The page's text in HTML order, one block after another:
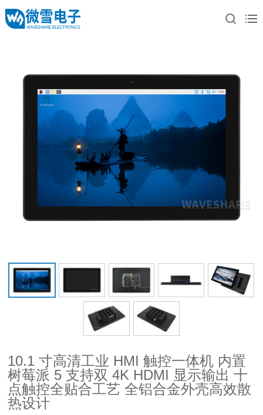
10.1 寸高清工业 HMI 触控一体机 内置
树莓派 5 支持双 4K HDMI 显示输出 十
点触控全贴合工艺 全铝合金外壳高效散
热设计